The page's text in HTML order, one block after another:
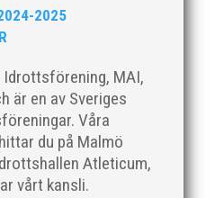
2025
Idrottsförening, MAI,
är en av Sveriges
Våra
du på Malmö
Atleticum,
vårt kansli.
oerhört mycket på flera
då jag själv var aktiv, var